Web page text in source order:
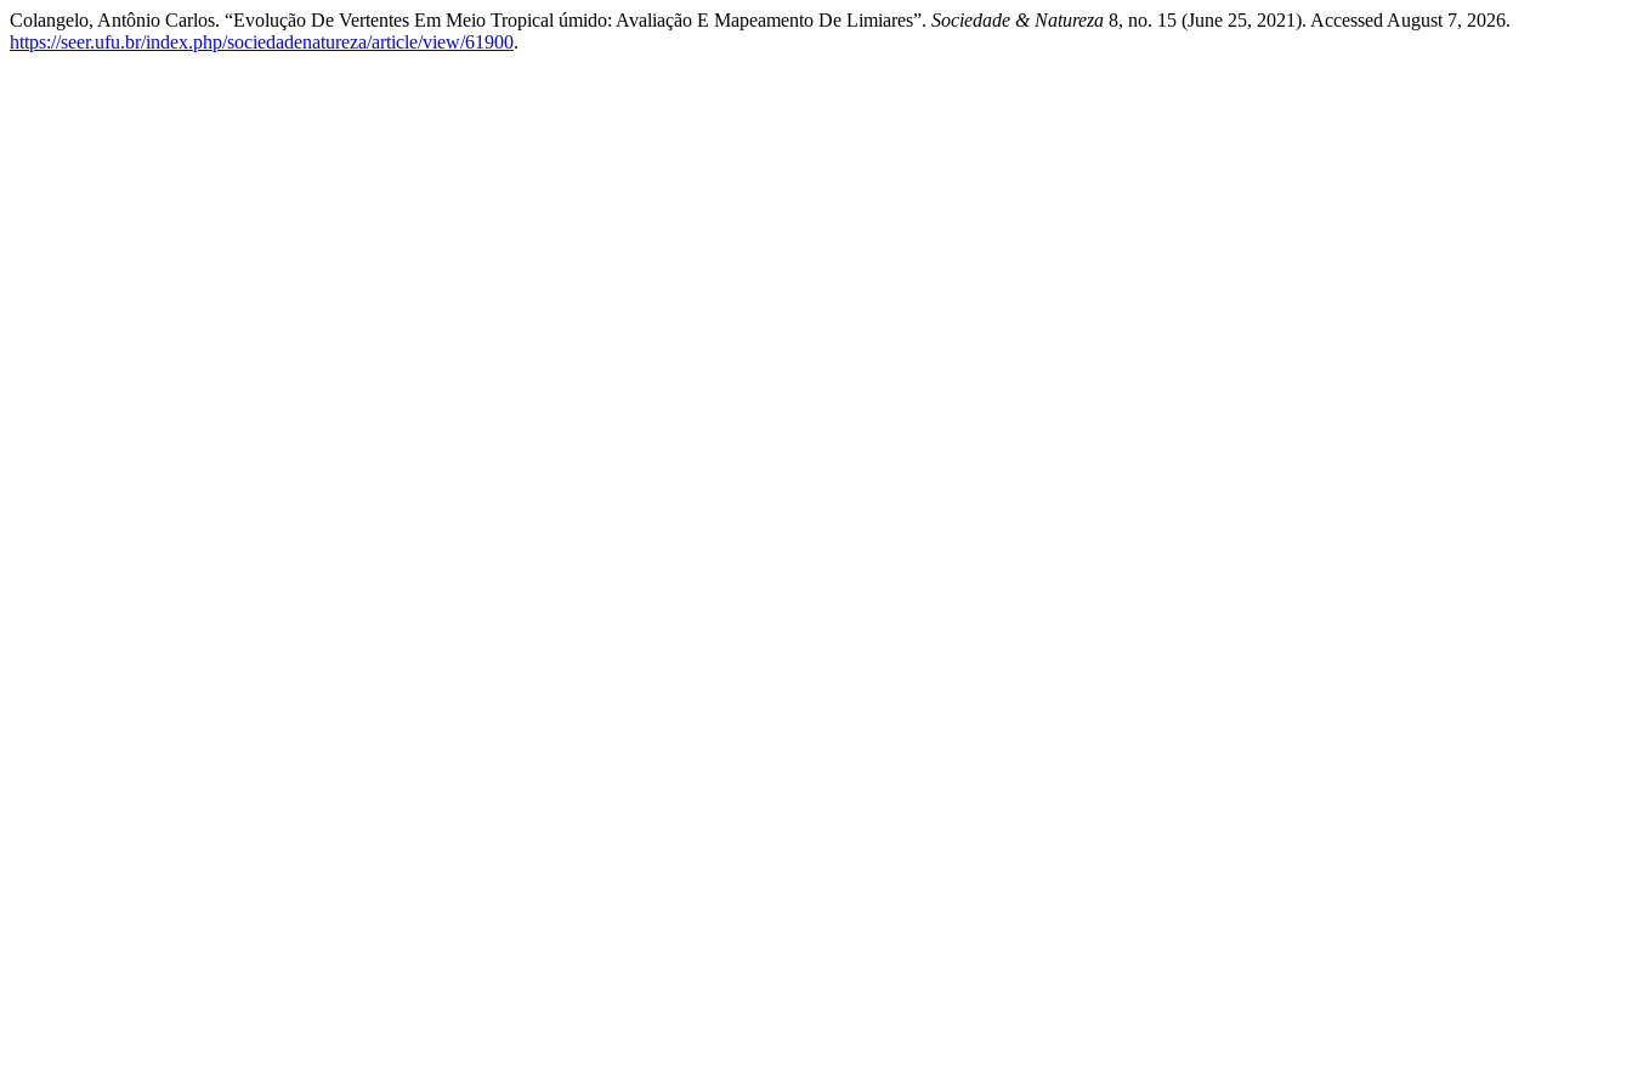
Colangelo, Antônio Carlos. “Evolução De Vertentes Em Meio Tropical úmido: Avaliação E Mapeamento De Limiares”. Sociedade & Natureza 8, no. 15 (June 25, 2021). Accessed August 7, 2026.
https://seer.ufu.br/index.php/sociedadenatureza/article/view/61900.